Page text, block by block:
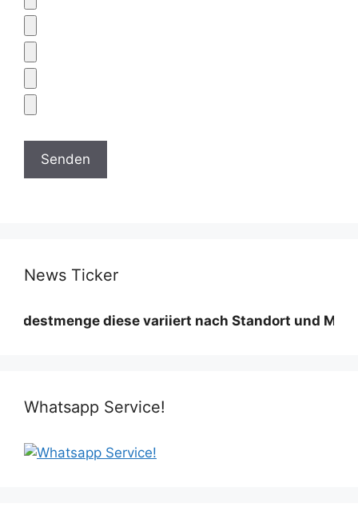
News Ticker
diese variiert nach Standort und Material
Whatsapp Service!